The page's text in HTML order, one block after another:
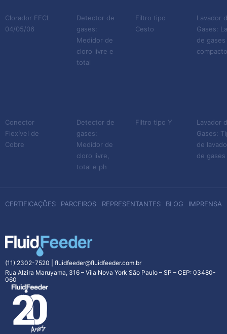
Clorador FFCL
04/05/06
Conector
Flexível de
Cobre
Detector de
gases:
Medidor de
cloro livre e
total
Detector de
gases:
Medidor de
cloro livre,
total e ph
Filtro tipo
Cesto
Filtro tipo Y
Lavador
Gases:
de gases
compacto
Lavador
Gases:
de
de gases
CERTIFICAÇÕES PARCEIROS REPRESENTANTES BLOG IMPRENSA
(11) 2302-7520
fluidfeeder@fluidfeeder.com.br
Rua Alzira Maruyama, 316 – Vila Nova York São Paulo – SP – CEP: 03480-
060